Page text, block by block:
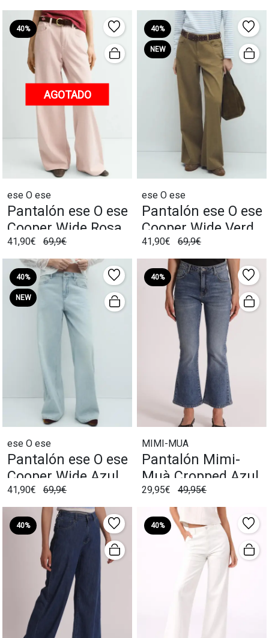
40%
AGOTADO
ese O ese
Pantalón ese O ese
Cooper Wide Rosa
41,90€ 69,9€
40%
NEW
ese O ese
Pantalón ese O ese
Cooper Wide Verde
Oliva
41,90€ 69,9€
40%
NEW
ese O ese
Pantalón ese O ese
Cooper Wide Azul
Claro
41,90€ 69,9€
40%
MIMI-MUA
Pantalón Mimi-
Muà Cropped Azul
29,95€ 49,95€
40% 40%